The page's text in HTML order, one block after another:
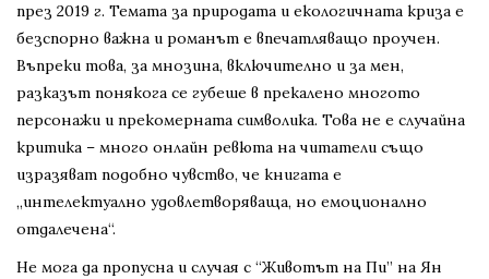
през 2019 г. Темата за природата и екологичната криза е
безспорно важна и романът е впечатляващо проучен.
Въпреки това, за мнозина, включително и за мен,
разказът понякога се губеше в прекалено многото
персонажи и прекомерната символика. Това не е случайна
критика – много онлайн ревюта на читатели също
изразяват подобно чувство, че книгата е
„интелектуално удовлетворяваща, но емоционално
отдалечена“.
Не мога да пропусна и случая с “Животът на Пи” на Ян